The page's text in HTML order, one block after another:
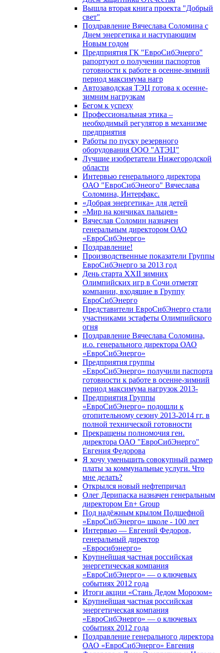
Вышла вторая книга проекта "Добрый
свет"
Поздравление Вячеслава Соломина с
Днем энергетика и наступающим
Новым годом
Предприятия ГК "ЕвроСибЭнерго"
рапортуют о получении паспортов
готовности к работе в осенне-зимний
период максимума нагр
Автозаводская ТЭЦ готова к осенне-
зимним нагрузкам
Бегом к успеху
Профессиональная этика –
необходимый регулятор в механизме
предприятия
Работы по пуску резервного
оборудования ООО "АТЭЦ"
Лучшие изобретатели Нижегородской
области
Интервью генерального директора
ОАО "ЕвроСибЭнеого" Вячеслава
Соломина, Интерфакс.
«Добрая энергетика» для детей
«Мир на кончиках пальцев»
Вячеслав Соломин назначен
генеральным директором ОАО
«ЕвроСибЭнерго»
Поздравление!
Производственные показатели Группы
ЕвроСибЭнерго за 2013 год
День старта XXII зимних
Олимпийских игр в Сочи отметят
компании, входящие в Группу
ЕвроСибЭнерго
Представители ЕвроСибЭнерго стали
участниками эстафеты Олимпийского
огня
Поздравление Вячеслава Соломина,
и.о. генерального директора ОАО
«ЕвроСибЭнерго»
Предприятия группы
«ЕвроСибЭнерго» получили паспорта
готовности к работе в осенне-зимний
период максимума нагрузок 2013-
Предприятия Группы
«ЕвроСибЭнерго» подошли к
отопительному сезону 2013-2014 гг. в
полной технической готовности
Прекращены полномочия ген.
директора ОАО "ЕвроСибЭнерго"
Евгения Федорова
Я хочу уменьшить совокупный размер
платы за коммунальные услуги. Что
мне делать?
Открылся новый нефтепричал
Олег Дерипаска назначен генеральным
директором En+ Group
Под надёжным крылом Подшефной
«ЕвроСибЭнерго» школе - 100 лет
Интервью — Евгений Федоров,
генеральный директор
«Евросибэнерго»
Крупнейшая частная российская
энергетическая компания
«ЕвроСибЭнерго» — о ключевых
событиях 2012 года
Итоги акции «Стань Дедом Морозом»
Крупнейшая частная российская
энергетическая компания
«ЕвроСибЭнерго» — о ключевых
событиях 2012 года
Поздравление генерального директора
ОАО «ЕвроСибЭнерго» Евгения